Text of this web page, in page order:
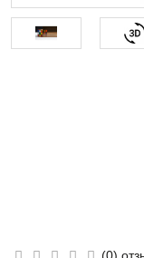
(0)